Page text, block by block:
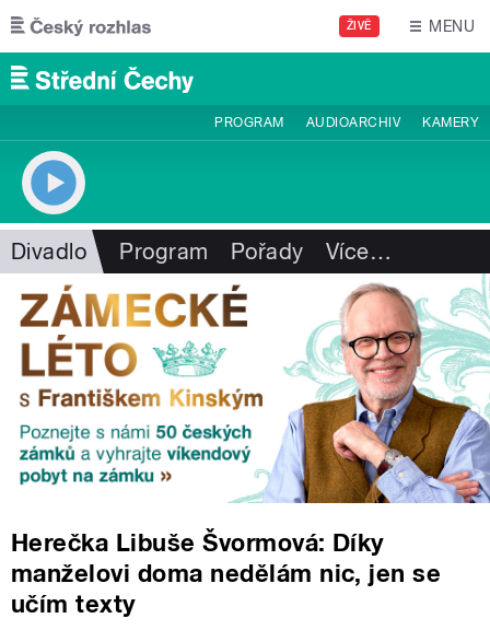
Přejít k hlavnímu obsahu
ŽIVĚ MENU
PROGRAM AUDIOARCHIV KAMERY
Divadlo Program Pořady Více…
Herečka Libuše Švormová: Díky
manželovi doma nedělám nic, jen se
učím texty